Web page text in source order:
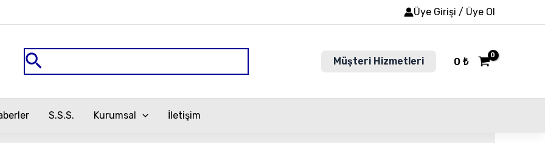
Üye Girişi / Üye Ol
Arama Müşteri Hizmetleri 0 ₺
S.S.S. Kurumsal İletişim